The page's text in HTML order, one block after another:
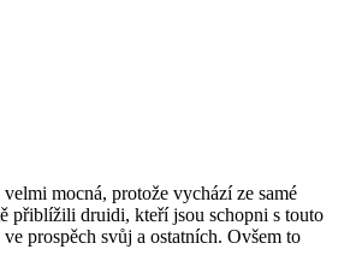
mocná, protože vychází ze samé
přiblížili druidi, kteří jsou schopni s touto
prospěch svůj a ostatních. Ovšem to